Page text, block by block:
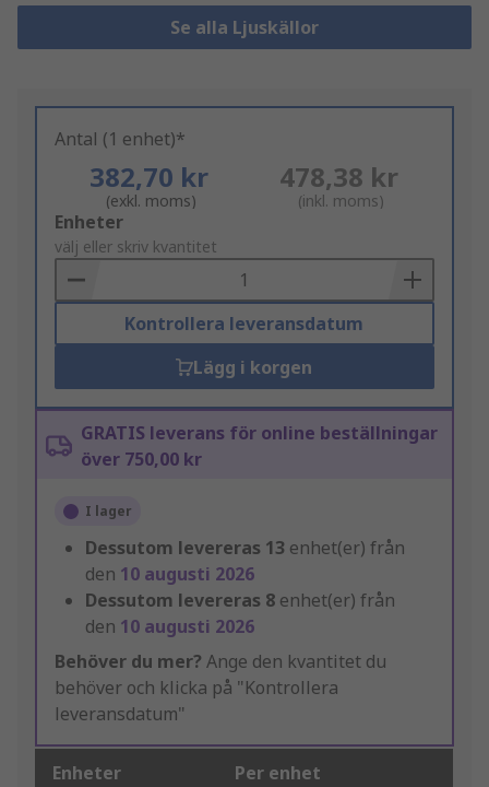
Se alla Ljuskällor
Antal (1 enhet)*
382,70 kr
(exkl. moms)
478,38 kr
(inkl. moms)
Add
to
Basket
Enheter
välj eller skriv kvantitet
Kontrollera leveransdatum
Lägg i korgen
GRATIS leverans för online beställningar
över 750,00 kr
I lager
Dessutom levereras 13 enhet(er) från
den 10 augusti 2026
Dessutom levereras 8 enhet(er) från
den 10 augusti 2026
Behöver du mer? Ange den kvantitet du
behöver och klicka på "Kontrollera
leveransdatum"
Enheter Per enhet